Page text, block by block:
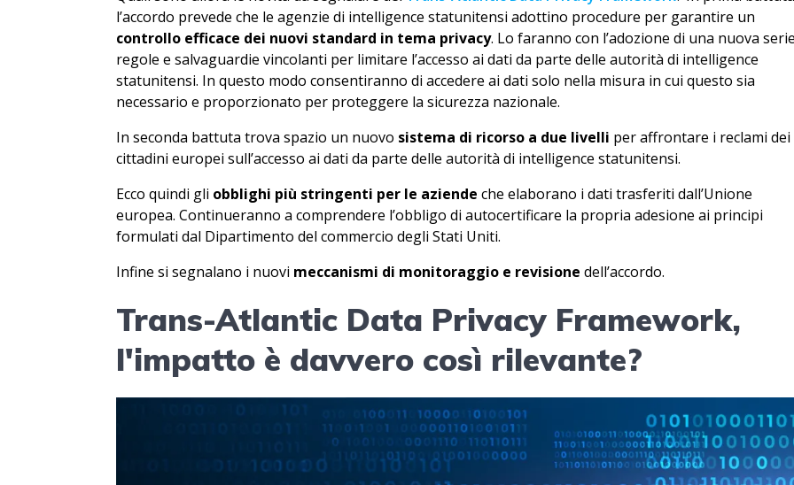
l’accordo prevede che le agenzie di intelligence statunitensi adottino procedure per garantire un
controllo efficace dei nuovi standard in tema privacy. Lo faranno con l’adozione di una nuova
regole e salvaguardie vincolanti per limitare l’accesso ai dati da parte delle autorità di intelligence
statunitensi. In questo modo consentiranno di accedere ai dati solo nella misura in cui questo sia
necessario e proporzionato per proteggere la sicurezza nazionale.
In seconda battuta trova spazio un nuovo sistema di ricorso a due livelli per affrontare i reclami dei
cittadini europei sull’accesso ai dati da parte delle autorità di intelligence statunitensi.
Ecco quindi gli obblighi più stringenti per le aziende che elaborano i dati trasferiti dall’Unione
europea. Continueranno a comprendere l’obbligo di autocertificare la propria adesione ai principi
formulati dal Dipartimento del commercio degli Stati Uniti.
Infine si segnalano i nuovi meccanismi di monitoraggio e revisione dell’accordo.
Trans-Atlantic Data Privacy Framework,
l'impatto è davvero così rilevante?